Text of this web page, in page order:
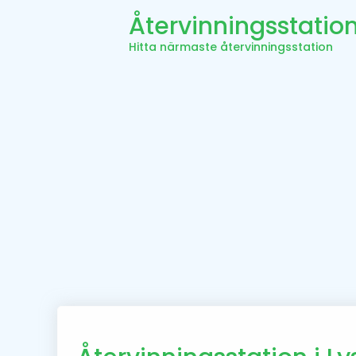
Hitta närmaste återvinningsstation